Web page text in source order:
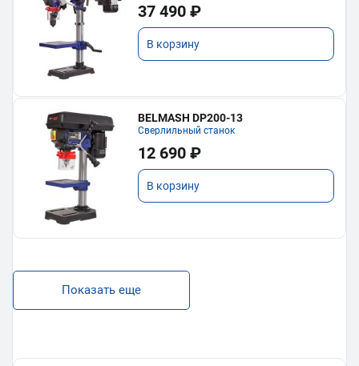
37 490 ₽
В корзину
BELMASH DP200-13
Сверлильный станок
12 690 ₽
В корзину
Показать еще